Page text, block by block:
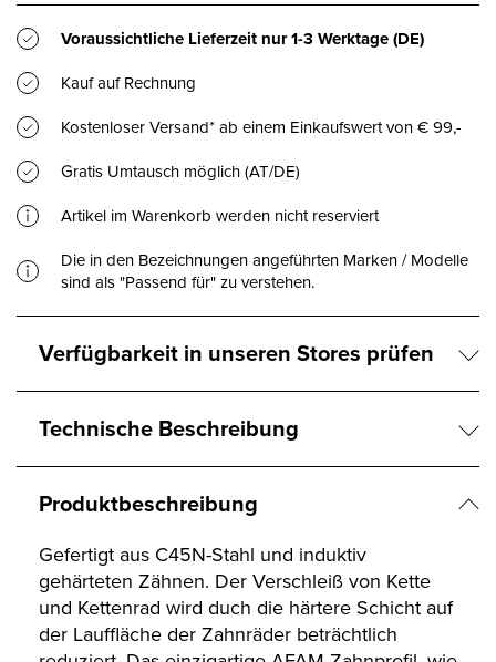
Voraussichtliche Lieferzeit nur1-3 Werktage(DE)
Kauf auf Rechnung
Kostenloser Versand* ab einem Einkaufswert von € 99,-
Gratis Umtausch möglich (AT/DE)
Artikel im Warenkorb werden nicht reserviert
Die in den Bezeichnungen angeführten Marken / Modelle
sind als "Passend für" zu verstehen.
Verfügbarkeit in unseren Stores prüfen
Technische Beschreibung
Produktbeschreibung
Gefertigt aus C45N-Stahl und induktiv
gehärteten Zähnen. Der Verschleiß von Kette
und Kettenrad wird duch die härtere Schicht auf
der Lauffläche der Zahnräder beträchtlich